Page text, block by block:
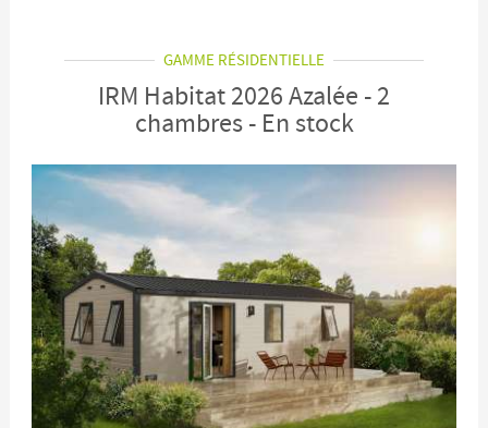
GAMME RÉSIDENTIELLE
IRM Habitat 2026 Azalée - 2
chambres - En stock